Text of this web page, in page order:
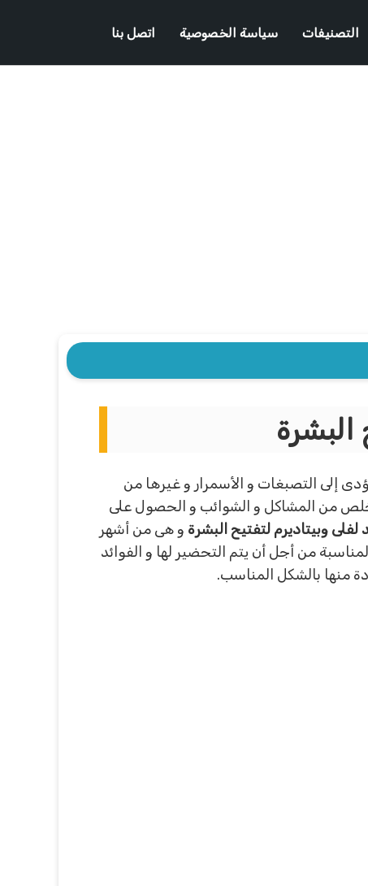
التصنيفات سياسة الخصوصية اتصل بنا
البشرة
إلى التصبغات و الأسمرار و غيرها من
من المشاكل و الشوائب و الحصول على
وبيتاديرم لتفتيح البشرة و هى من أشهر
من أجل أن يتم التحضير لها و الفوائد
منها بالشكل المناسب.